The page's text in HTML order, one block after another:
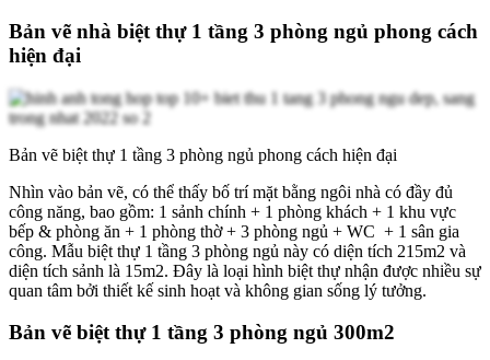
Bản vẽ nhà biệt thự 1 tầng 3 phòng ngủ phong cách
hiện đại
Bản vẽ biệt thự 1 tầng 3 phòng ngủ phong cách hiện đại
Nhìn vào bản vẽ, có thể thấy bố trí mặt bằng ngôi nhà có đầy đủ
công năng, bao gồm: 1 sảnh chính + 1 phòng khách + 1 khu vực
bếp & phòng ăn + 1 phòng thờ + 3 phòng ngủ + WC + 1 sân gia
công. Mẫu biệt thự 1 tầng 3 phòng ngủ này có diện tích 215m2 và
diện tích sảnh là 15m2. Đây là loại hình biệt thự nhận được nhiều sự
quan tâm bởi thiết kế sinh hoạt và không gian sống lý tưởng.
Bản vẽ biệt thự 1 tầng 3 phòng ngủ 300m2